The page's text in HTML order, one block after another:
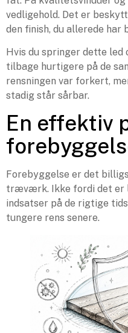
vedligehold. Det er
den finish, du allerede har
Hvis du springer dette led
tilbage hurtigere på de
rensningen var forkert,
stadig står sårbar.
En effektiv
Forebyggelse er det
træværk. Ikke fordi det er
indsatser på de rigtige
tungere rens senere.